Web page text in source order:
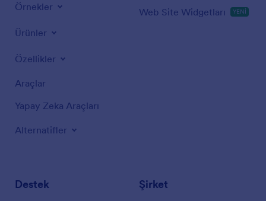
Örnekler
Ürünler
Özellikler
Araçlar
Yapay Zeka Araçları
Alternatifler
Web Site Widgetları YENİ
Destek Şirket